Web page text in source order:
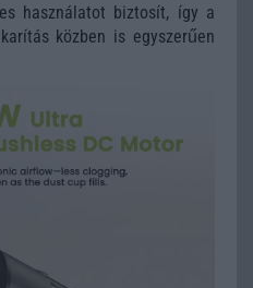
használatot biztosít, így a
közben is egyszerűen